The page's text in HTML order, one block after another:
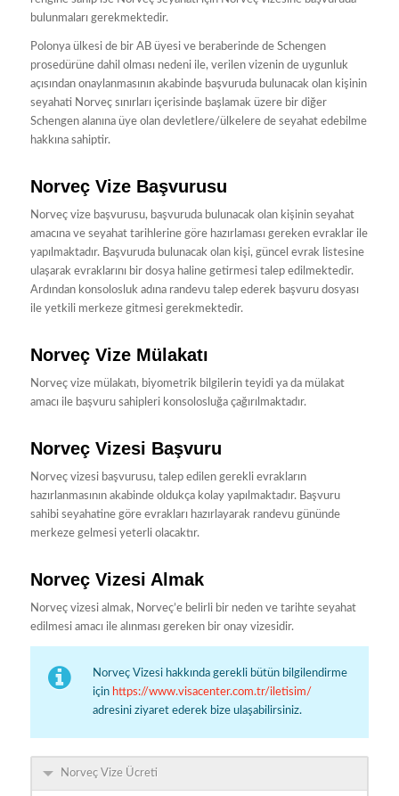
bulunmaları gerekmektedir.
Polonya ülkesi de bir AB üyesi ve beraberinde de Schengen
prosedürüne dahil olması nedeni ile, verilen vizenin de uygunluk
açısından onaylanmasının akabinde başvuruda bulunacak olan kişinin
seyahati Norveç sınırları içerisinde başlamak üzere bir diğer
Schengen alanına üye olan devletlere/ülkelere de seyahat edebilme
hakkına sahiptir.
Norveç Vize Başvurusu
Norveç vize başvurusu, başvuruda bulunacak olan kişinin seyahat
amacına ve seyahat tarihlerine göre hazırlaması gereken evraklar ile
yapılmaktadır. Başvuruda bulunacak olan kişi, güncel evrak listesine
ulaşarak evraklarını bir dosya haline getirmesi talep edilmektedir.
Ardından konsolosluk adına randevu talep ederek başvuru dosyası
ile yetkili merkeze gitmesi gerekmektedir.
Norveç Vize Mülakatı
Norveç vize mülakatı, biyometrik bilgilerin teyidi ya da mülakat
amacı ile başvuru sahipleri konsolosluğa çağırılmaktadır.
Norveç Vizesi Başvuru
Norveç vizesi başvurusu, talep edilen gerekli evrakların
hazırlanmasının akabinde oldukça kolay yapılmaktadır. Başvuru
sahibi seyahatine göre evrakları hazırlayarak randevu gününde
merkeze gelmesi yeterli olacaktır.
Norveç Vizesi Almak
Norveç vizesi almak, Norveç’e belirli bir neden ve tarihte seyahat
edilmesi amacı ile alınması gereken bir onay vizesidir.
Norveç Vizesi hakkında gerekli bütün bilgilendirme
için https://www.visacenter.com.tr/iletisim/
adresini ziyaret ederek bize ulaşabilirsiniz.
Norveç Vize Ücreti